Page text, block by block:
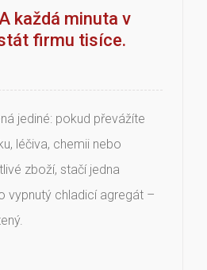
každá minuta v
firmu tisíce.
jediné: pokud převážíte
léčiva, chemii nebo
zboží, stačí jedna
vypnutý chladicí agregát –